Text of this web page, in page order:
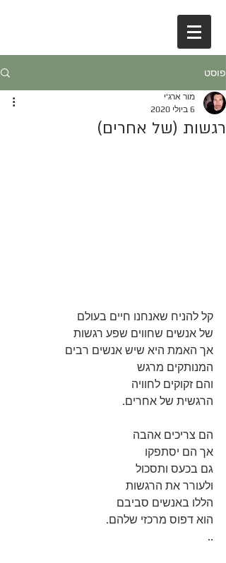
פוסט
רגשות (של אחרים)
מור ארג'י
6 ביולי 2020
קל להניח שאנחנו חיים בעולם
של אנשים שחווים שפע רגשות
אך האמת היא שיש אנשים רבים
המנותקים מרגש
והם זקוקים לחוויה
הרגשית של אחרים.
הם צריכים אהבה
אך הם יסתפקו
גם בכעס ותסכול
ולעורר את הרגשות
הללו באנשים סביבם
הוא דפוס מרכזי שלהם.
..